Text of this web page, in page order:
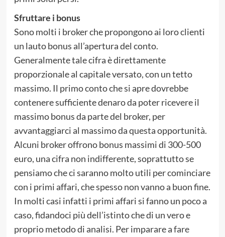
Sfruttare i bonus
Sono molti i broker che propongono ai loro clienti
un lauto bonus all’apertura del conto.
Generalmente tale cifra è direttamente
proporzionale al capitale versato, con un tetto
massimo. Il primo conto che si apre dovrebbe
contenere sufficiente denaro da poter ricevere il
massimo bonus da parte del broker, per
avvantaggiarci al massimo da questa opportunità.
Alcuni broker offrono bonus massimi di 300-500
euro, una cifra non indifferente, soprattutto se
pensiamo che ci saranno molto utili per cominciare
con i primi affari, che spesso non vanno a buon fine.
In molti casi infatti i primi affari si fanno un poco a
caso, fidandoci più dell’istinto che di un vero e
proprio metodo di analisi. Per imparare afare